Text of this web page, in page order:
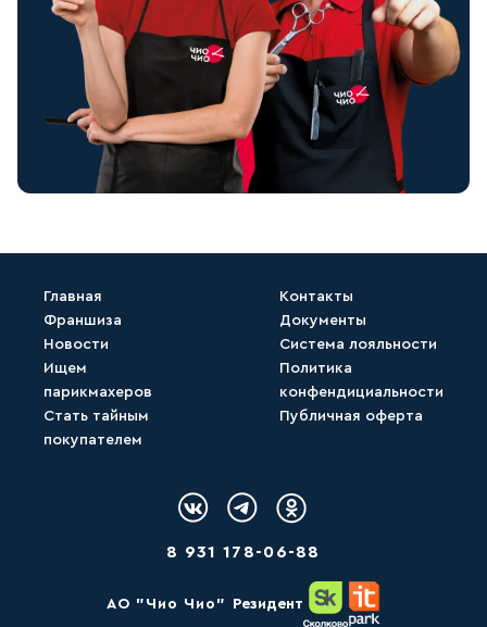
Главная
Франшиза
Новости
Ищем
парикмахеров
Стать тайным
покупателем
Контакты
Документы
Система лояльности
Политика
конфендициальности
Публичная оферта
Логотип Вконтакте
Логотип Telegram
Логотип
8 931 178-06-88
AО "Чио Чио" Резидент